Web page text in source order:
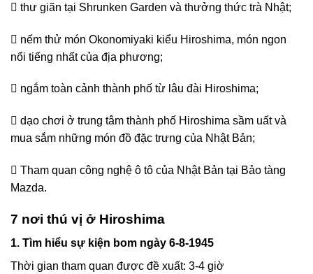
 thư giãn tại Shrunken Garden và thưởng thức trà Nhật;
 nếm thử món Okonomiyaki kiểu Hiroshima, món ngon
nổi tiếng nhất của địa phương;
 ngắm toàn cảnh thành phố từ lâu đài Hiroshima;
 dạo chơi ở trung tâm thành phố Hiroshima sầm uất và
mua sắm những món đồ đặc trưng của Nhật Bản;
 Tham quan công nghệ ô tô của Nhật Bản tại Bảo tàng
Mazda.
7 nơi thú vị ở Hiroshima
1. Tìm hiểu sự kiện bom ngày 6-8-1945
Thời gian tham quan được đề xuất: 3-4 giờ